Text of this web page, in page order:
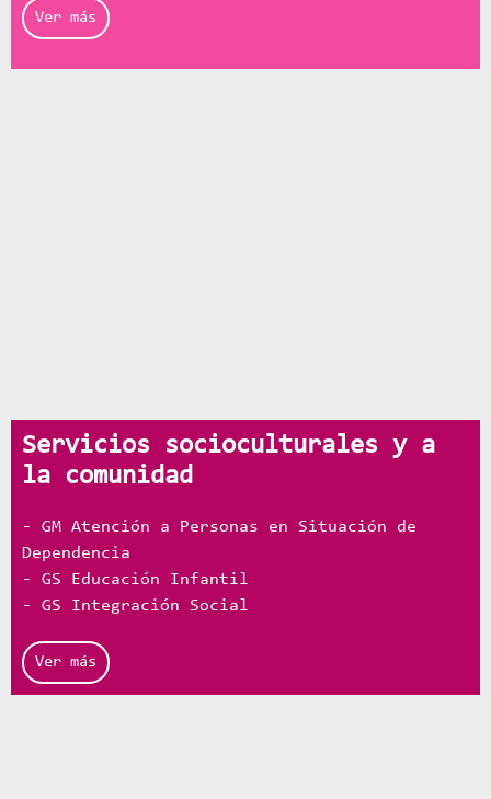
Ver más
Servicios socioculturales y a
la comunidad
- GM Atención a Personas en Situación de
Dependencia
- GS Educación Infantil
- GS Integración Social
Ver más